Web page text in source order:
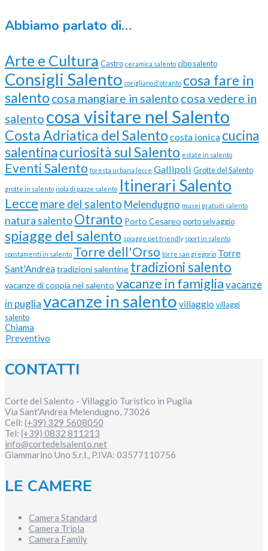
Abbiamo parlato di…
Arte e Cultura Castro ceramica salento cibo salento
Consigli Salento corigliano d'otranto cosa fare in
salentocosa mangiare in salento cosa vedere in
salento cosa visitare nel Salento
Costa Adriatica del Salento costa ionica cucina
salentinacuriosità sul Salento estate in salento
Eventi Salento foresta urbana lecce Gallipoli Grotte del Salento
grotte in salento isola di pazze salento Itinerari Salento
Lecce mare del salento Melendugno musei gratuiti salento
natura salentoOtranto Porto Cesareo porto selvaggio
spiagge del salento spiagge pet friendly sport in salento
spostamenti in salento Torre dell'Orso torre san gregorio Torre
Sant'Andreatradizioni salentine tradizioni salento
vacanze di coppia nel salento vacanze in famigliavacanze
in pugliavacanze in salento villaggio villaggi
salento
Chiama
Preventivo
CONTATTI
Corte del Salento - Villaggio Turistico in Puglia
Via Sant'Andrea Melendugno, 73026
Cell: (+39) 329 5608050
Tel: (+39) 0832 811213
info@cortedelsalento.net
Giammarino Uno S.r.l., P.IVA: 03577110756
LE CAMERE
Camera Standard
Camera Tripla
Camera Family